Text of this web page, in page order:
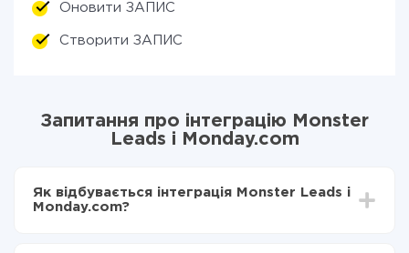
Оновити ЗАПИС
Створити ЗАПИС
Запитання про інтеграцію Monster
Leads і Monday.com
Як відбувається інтеграція Monster Leads і
Monday.com?